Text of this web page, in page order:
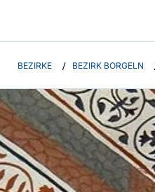
BEZIRKE / BEZIRK BORGELN